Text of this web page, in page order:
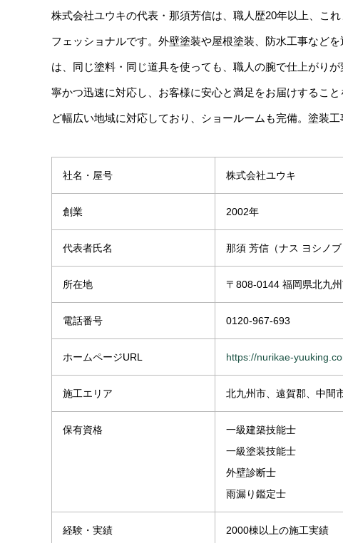
株式会社ユウキの代表・那須芳信は、職人歴20年以上、こ
フェッショナルです。外壁塗装や屋根塗装、防水工事など
は、同じ塗料・同じ道具を使っても、職人の腕で仕上がり
寧かつ迅速に対応し、お客様に安心と満足をお届けするこ
ど幅広い地域に対応しており、ショールームも完備。塗装
社名・屋号 株式会社ユウキ
創業 2002年
代表者氏名 那須 芳信（ナス ヨシノブ
所在地 〒808-0144 福岡県北九
電話番号 0120-967-693
ホームページURL https://nurikae-
施工エリア 北九州市、遠賀郡、中間
保有資格
一級建築技能士
一級塗装技能士
外壁診断士
雨漏り鑑定士
経験・実績 2000棟以上の施工実績